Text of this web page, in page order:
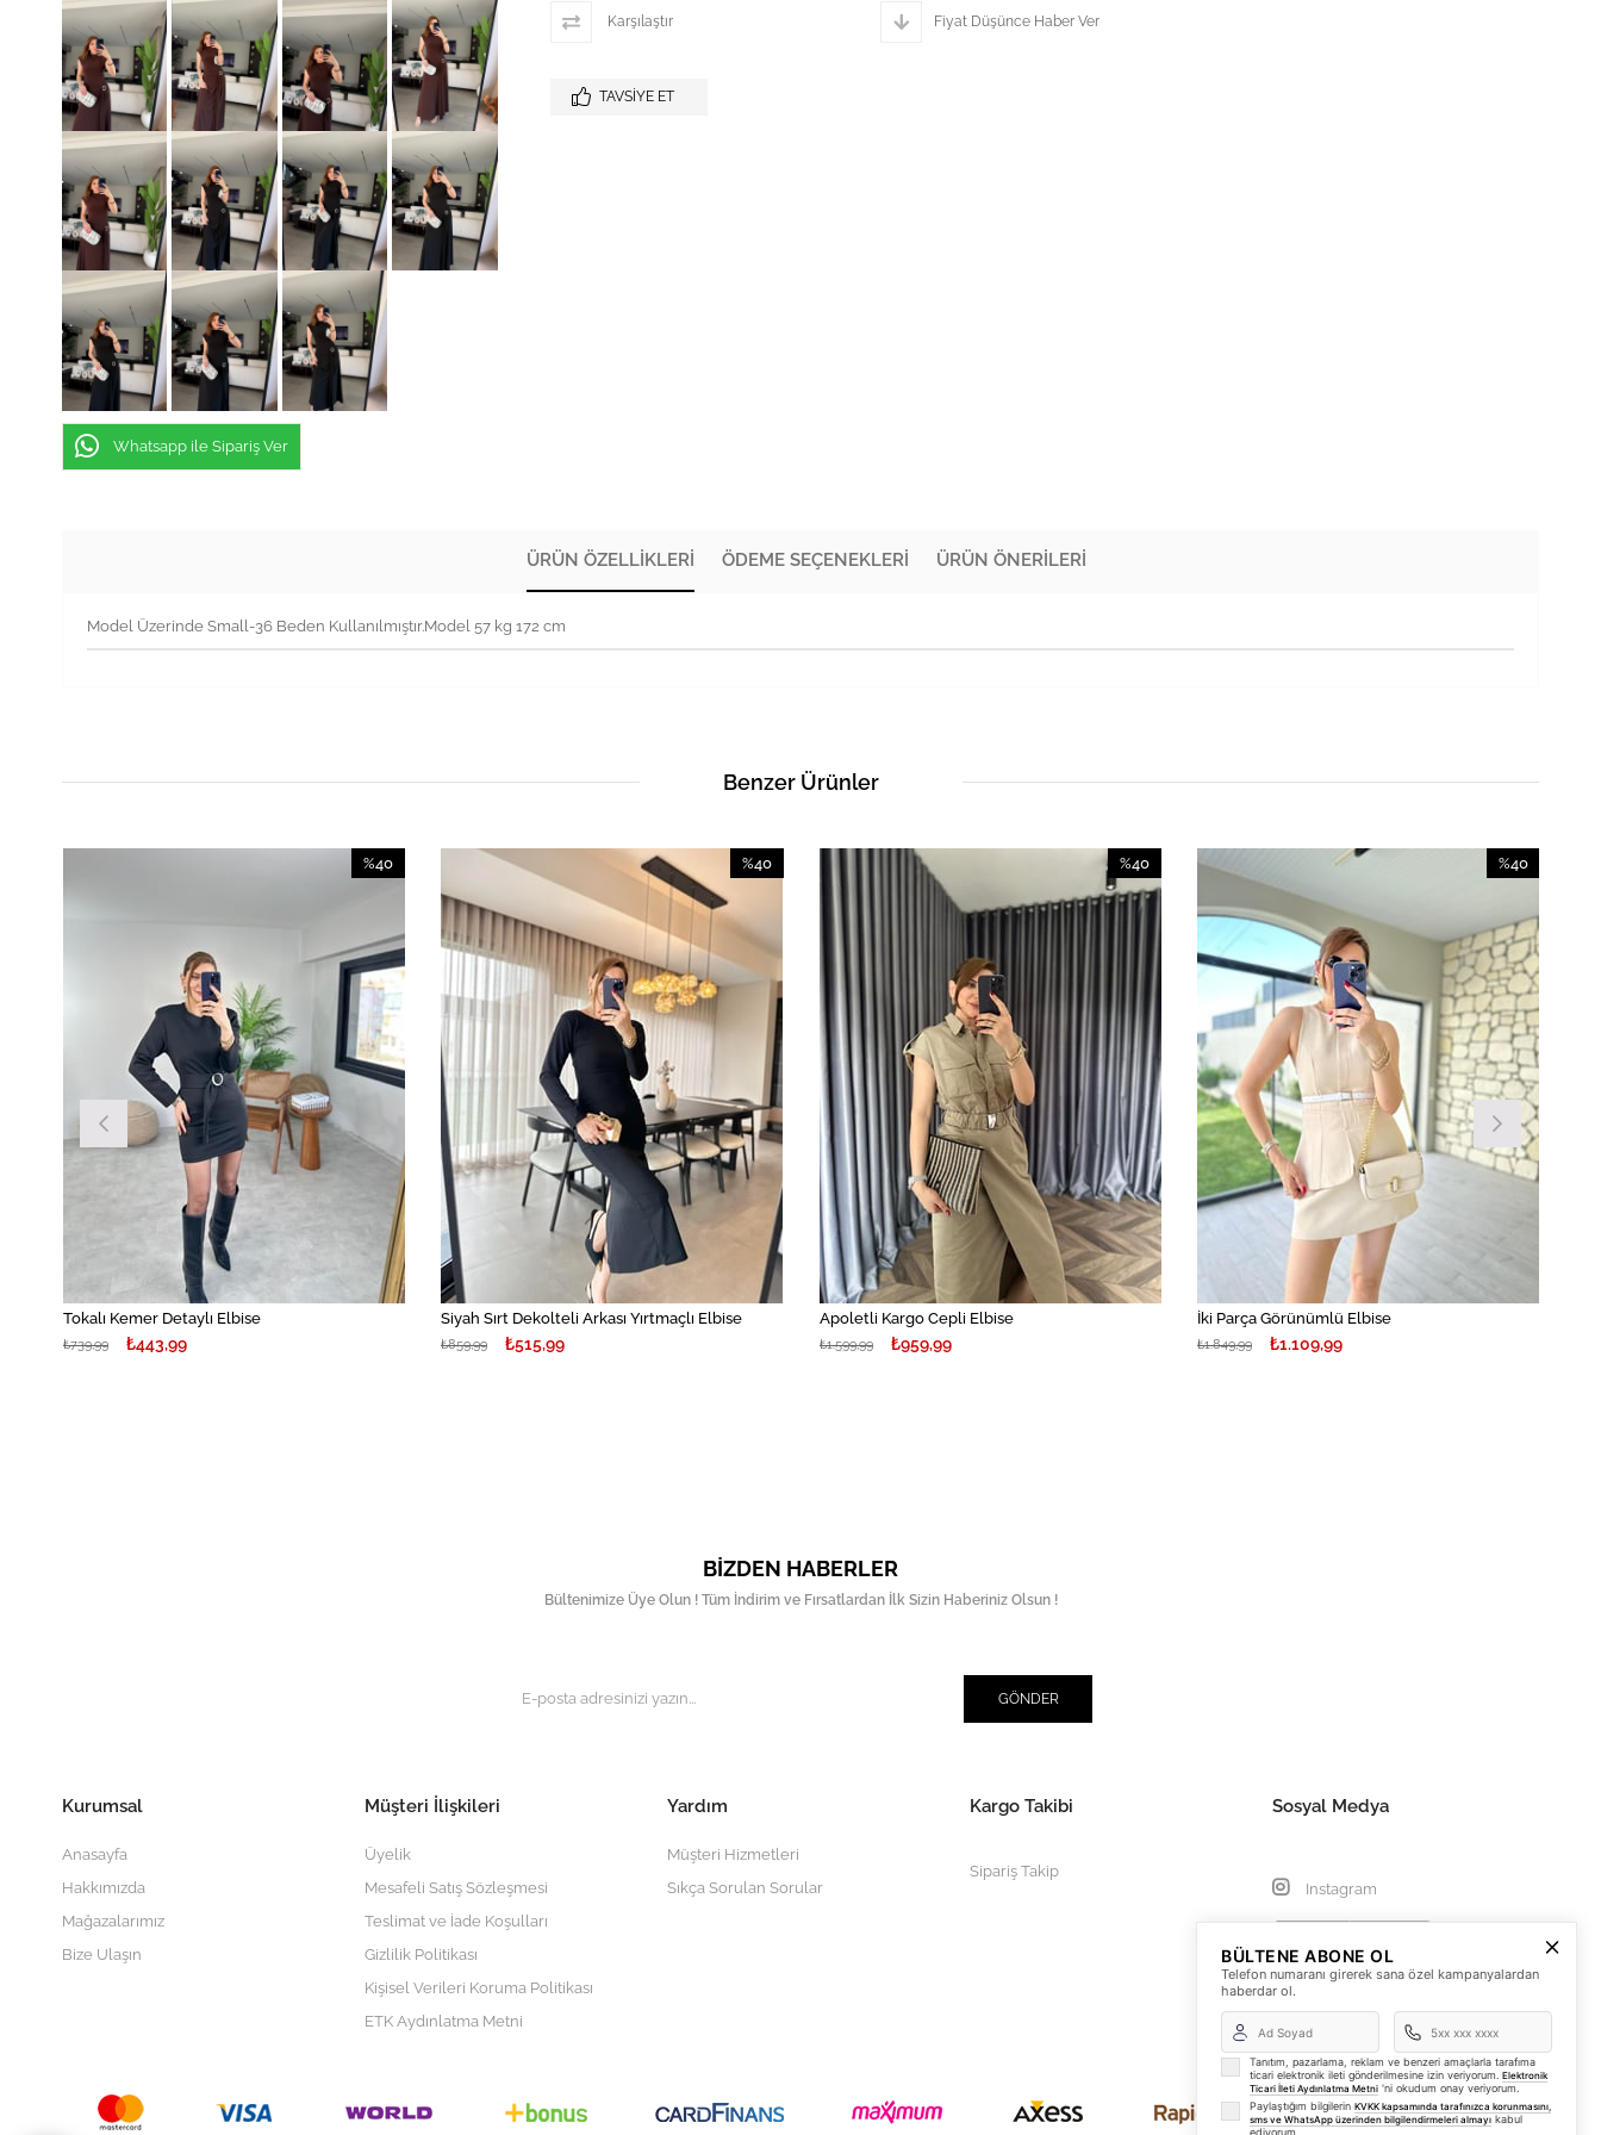
Whatsapp ile Sipariş Ver
Karşılaştır Fiyat Düşünce Haber Ver
TAVSIYE ET
ÜRÜN ÖZELLIKLERI ÖDEME SEÇENEKLERI ÜRÜN ÖNERILERI
Model Üzerinde Small-36 Beden Kullanılmıştır.Model 57 kg 172 cm
Benzer Ürünler
Tokalı Kemer Detaylı Elbise
₺443,99
₺739,99
%40
Siyah Sırt Dekolteli Arkası Yırtmaçlı Elbise
₺515,99
₺859,99
%40
%40İndirim
Apoletli Kargo Cepli Elbise
₺959,99
₺1.599,99
%40
İndirim
İki Parça Görünümlü Elbise
₺1.109,99
₺1.849,99
%40
%40İndirim
BIZDEN HABERLER
Bültenimize Üye Olun ! Tüm İndirim ve Fırsatlardan İlk Sizin Haberiniz Olsun !
GÖNDER
Kurumsal
Anasayfa
Hakkımızda
Mağazalarımız
Bize Ulaşın
Müşteri İlişkileri
Üyelik
Mesafeli Satış Sözleşmesi
Teslimat ve İade Koşulları
Gizlilik Politikası
Kişisel Verileri Koruma Politikası
ETK Aydınlatma Metni
Yardım
Müşteri Hizmetleri
Sıkça Sorulan Sorular
Kargo Takibi
Sipariş Takip
Sosyal Medya
Instagram
BÜLTENE ABONE OL
Telefon numaranı girerek sana özel kampanyalardan
haberdar ol.
Tanıtım, pazarlama, reklam ve benzeri amaçlarla tarafıma
ticari elektronik ileti gönderilmesine izin veriyorum. Elektronik
Ticari İleti Aydınlatma Metni 'ni okudum onay veriyorum.
Paylaştığım bilgilerin KVKK kapsamında tarafınızca korunmasını,
sms ve WhatsApp üzerinden bilgilendirmeleri almayı kabul
ediyorum.